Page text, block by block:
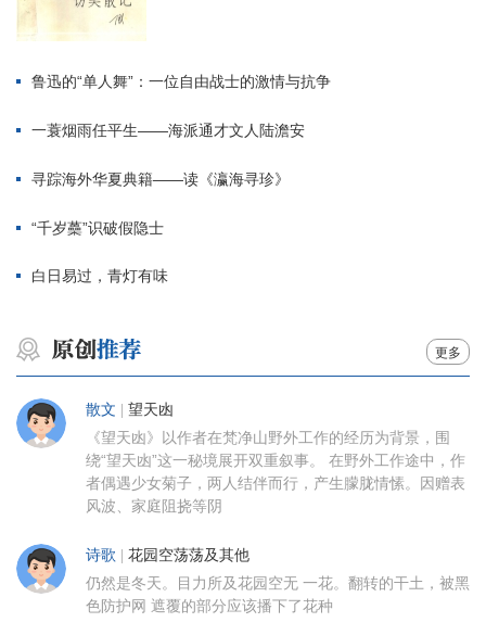
鲁迅的“单人舞”：一位自由战士的激情与抗争
一蓑烟雨任平生——海派通才文人陆澹安
寻踪海外华夏典籍——读《瀛海寻珍》
“千岁蘽”识破假隐士
白日易过，青灯有味
更多
散文 | 望天凼
《望天凼》以作者在梵净山野外工作的经历为背景，围
绕“望天凼”这一秘境展开双重叙事。 在野外工作途中，作
者偶遇少女菊子，两人结伴而行，产生朦胧情愫。因赠表
风波、家庭阻挠等阴
诗歌 | 花园空荡荡及其他
仍然是冬天。目力所及花园空无 一花。翻转的干土，被黑
色防护网 遮覆的部分应该播下了花种